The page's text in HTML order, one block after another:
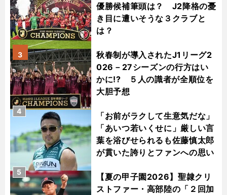
優勝候補筆頭は？ J2降格の憂
き目に遭いそうな３クラブと
は？
秋春制が導入されたJ1リーグ2
026－27シーズンの行方はい
かに!? ５人の識者が全順位を
大胆予想
3
「お前がラクして生意気だな」
「あいつ若いくせに」厳しい言
葉を浴びせられるも佐藤慎太郎
が貫いた誇りとファンへの思い
4
【夏の甲子園2026】聖隷クリ
ストファー・高部陸の「２回加
5